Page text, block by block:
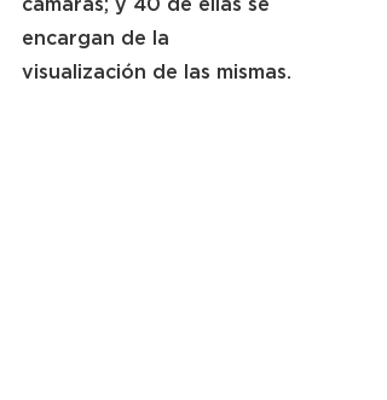
cámaras; y 40 de ellas se
encargan de la
visualización de las mismas.